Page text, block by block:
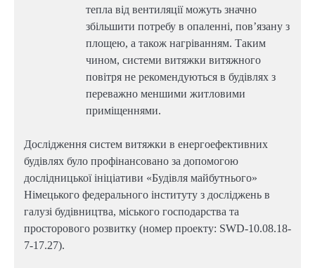
тепла від вентиляції можуть значно
збільшити потребу в опаленні, пов’язану з
площею, а також нагріванням. Таким
чином, системи витяжки витяжного
повітря не рекомендуються в будівлях з
переважно меншими житловими
приміщеннями.
Дослідження систем витяжки в енергоефективних
будівлях було профінансовано за допомогою
дослідницької ініціативи «Будівля майбутнього»
Німецького федерального інституту з досліджень в
галузі будівництва, міського господарства та
просторового розвитку (номер проекту: SWD-10.08.18-
7-17.27).